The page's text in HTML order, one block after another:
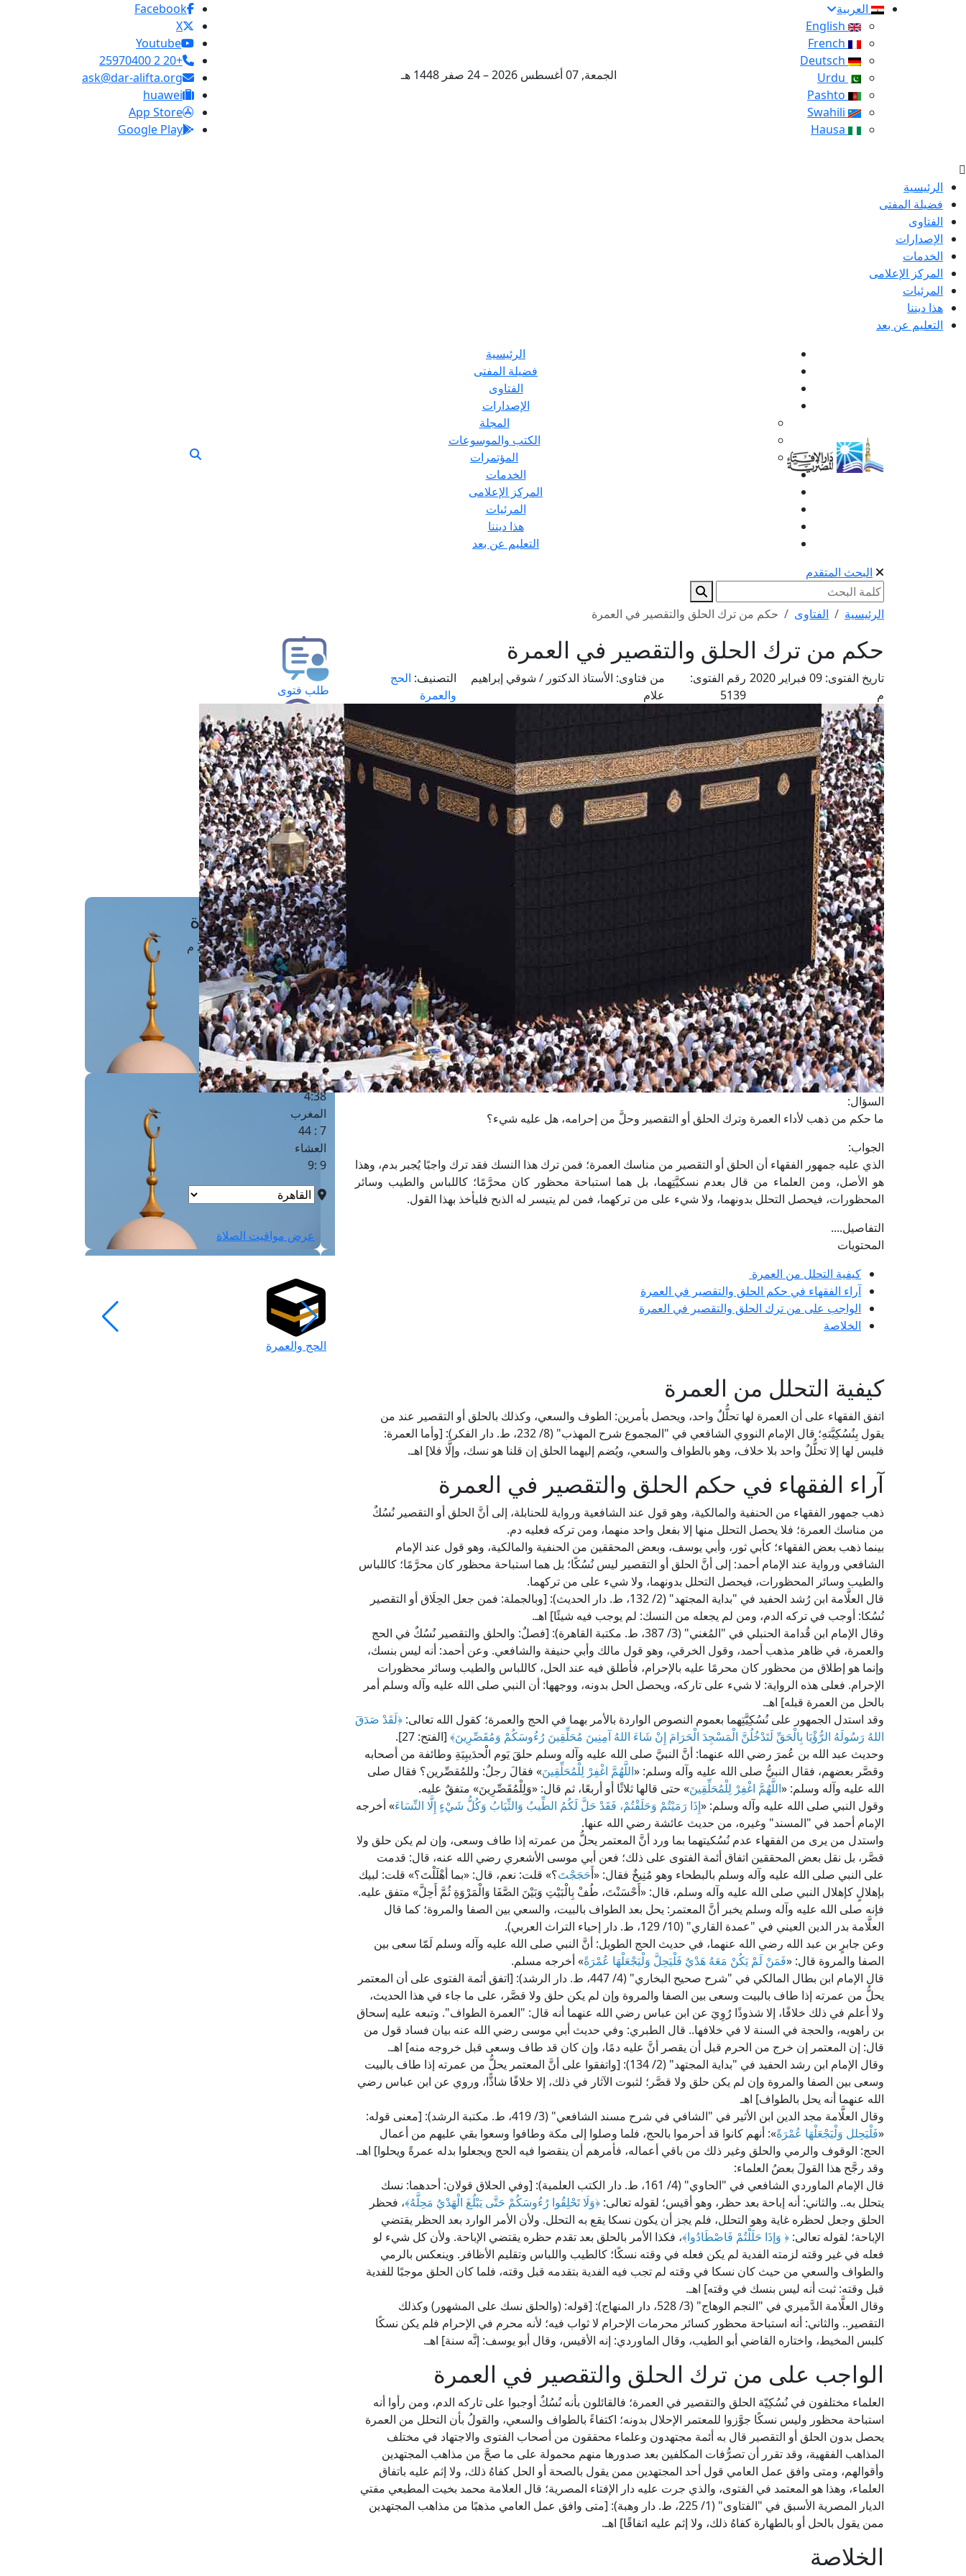
العربية
الجمعة, 07 أغسطس 2026 – 24 صفر 1448 هـ
Facebook
X
Youtube
+20 2 25970400
ask@dar-alifta.org
huawei
App Store
Google Play
الرئيسية
فضيلة المفتى
الفتاوى
الإصدارات
الخدمات
المركز الإعلامى
المرئيات
هذا ديننا
التعليم عن بعد
الرئيسية
فضيلة المفتى
الفتاوى
الإصدارات
المجلة
الكتب والموسوعات
المؤتمرات
الخدمات
المركز الإعلامى
المرئيات
هذا ديننا
التعليم عن بعد
البحث المتقدم
الرئيسية الفتاوى حكم من ترك الحلق والتقصير في العمرة
حكم من ترك الحلق والتقصير في العمرة
تاريخ الفتوى:
09 فبراير 2020
م
رقم الفتوى:
5139
من فتاوى: الأستاذ الدكتور / شوقي إبراهيم
علام
التصنيف: الحج
والعمرة
السؤال:
ما حكم من ذهب لأداء العمرة وترك الحلق أو التقصير وحلَّ من إحرامه، هل عليه شيء؟
الجواب:
الذي عليه جمهور الفقهاء أن الحلق أو التقصير من مناسك العمرة؛ فمن ترك هذا النسك فقد ترك واجبًا يُجبر بدم، وهذا
هو الأصل، ومن العلماء من قال بعدم نسكيَّتِهما، بل هما استباحة محظور كان محرَّمًا؛ كاللباس والطيب وسائر
المحظورات، فيحصل التحلل بدونهما، ولا شيء على من تركهما، فمن لم يتيسر له الذبح فليأخذ بهذا القول.
التفاصيل....
المحتويات
كيفية التحلل من العمرة
آراء الفقهاء في حكم الحلق والتقصير في العمرة
الواجب على من ترك الحلق والتقصير في العمرة
الخلاصة
كيفية التحلل من العمرة
اتفق الفقهاء على أن العمرة لها تحلُّلٌ واحد، ويحصل بأمرين: الطوف والسعي، وكذلك بالحلق أو التقصير عند من
يقول بِنُسُكِيَّتهِ؛ قال الإمام النووي الشافعي في "المجموع شرح المهذب" (8/ 232، ط. دار الفكر): [وأما العمرة:
فليس لها إلا تحلُّلٌ واحد بلا خلاف، وهو بالطواف والسعي، ويُضم إليهما الحلق إن قلنا هو نسك، وإلَّا فلا] اهـ.
آراء الفقهاء في حكم الحلق والتقصير في العمرة
ذهب جمهور الفقهاء من الحنفية والمالكية، وهو قول عند الشافعية ورواية للحنابلة، إلى أنَّ الحلق أو التقصير نُسُكٌ
من مناسك العمرة؛ فلا يحصل التحلل منها إلا بفعل واحد منهما، ومن تركه فعليه دم.
بينما ذهب بعض الفقهاء؛ كأبي ثور، وأبي يوسف، وبعض المحققين من الحنفية والمالكية، وهو قول عند الإمام
الشافعي ورواية عند الإمام أحمد: إلى أنَّ الحلق أو التقصير ليس نُسُكًا؛ بل هما استباحة محظور كان محرَّمًا؛ كاللباس
والطيب وسائر المحظورات، فيحصل التحلل بدونهما، ولا شيء على من تركهما.
قال العلَّامة ابن رُشد الحفيد في "بداية المجتهد" (2/ 132، ط. دار الحديث): [وبالجملة: فمن جعل الحِلَاق أو التقصير
نُسُكا: أوجب في تركه الدم، ومن لم يجعله من النسك: لم يوجب فيه شيئًا] اهـ.
وقال الإمام ابن قُدامة الحنبلي في "المُغني" (3/ 387، ط. مكتبة القاهرة): [فصلٌ: والحلق والتقصير نُسُكٌ في الحج
والعمرة، في ظاهر مذهب أحمد، وقول الخرقي، وهو قول مالك وأبي حنيفة والشافعي. وعن أحمد: أنه ليس بنسك،
وإنما هو إطلاق من محظور كان محرمًا عليه بالإحرام، فأطلق فيه عند الحل، كاللباس والطيب وسائر محظورات
الإحرام. فعلى هذه الرواية: لا شيء على تاركه، ويحصل الحل بدونه، ووجهها: أن النبي صلى الله عليه وآله وسلم أمر
بالحل من العمرة قبله] اهـ.
وقد استدل الجمهور على نُسُكِيَّتِهما بعموم النصوص الواردة بالأمر بهما في الحج والعمرة؛ كقول الله تعالى: ﴿لَقَدْ صَدَقَ
اللهُ رَسُولَهُ الرُّؤْيَا بِالْحَقِّ لَتَدْخُلُنَّ الْمَسْجِدَ الْحَرَامَ إِنْ شَاءَ اللهُ آمِنِينَ مُحَلِّقِينَ رُءُوسَكُمْ وَمُقَصِّرِينَ﴾ [الفتح: 27].
وحديث عبد الله بن عُمرَ رضي الله عنهما: أنَّ النبيَّ صلى الله عليه وآله وسلم حلقَ يَوم الْحدَيبِيَةِ وطائفة من أصحابه
وقصَّر بعضهم، فقال النبيُّ صلى الله عليه وآله وسلم: «اللَّهُمَّ اغْفِرْ لِلْمُحَلِّقِينَ» فقالَ رجلٌ: وللمُقصِّرين؟ فقال صلى
الله عليه وآله وسلم: «اللَّهُمَّ اغْفِرْ لِلْمُحَلِّقِينَ» حتى قالها ثلاثًا أو أربعًا، ثم قال: «وَلِلْمُقَصِّرِينَ» متفقٌ عليه.
وقول النبي صلى الله عليه وآله وسلم: «إِذَا رَمَيْتُمْ وَحَلَقْتُمْ، فَقَدْ حَلَّ لَكُمُ الطِّيبُ وَالثِّيَابُ وَكُلُّ شَيْءٍ إِلَّا النِّسَاءَ» أخرجه
الإمام أحمد في "المسند" وغيره، من حديث عائشة رضي الله عنها.
واستدل من يرى من الفقهاء عدم نُسُكيتهما بما ورد أنَّ المعتمر يحلُّ من عمرته إذا طاف وسعى، وإن لم يكن حلق ولا
قصَّر، بل نقل بعض المحققين اتفاق أئمة الفتوى على ذلك؛ فعن أبي موسى الأشعري رضي الله عنه، قال: قدمت
على النبي صلى الله عليه وآله وسلم بالبطحاء وهو مُنِيخٌ فقال: «أَحَجَجْتَ؟» قلت: نعم، قال: «بما أهْلَلْتَ؟» قلت: لبيك
بإهلالٍ كإهلال النبي صلى الله عليه وآله وسلم، قال: «أَحْسَنْتَ، طُفْ بِالْبَيْتِ وَبَيْنَ الصَّفَا وَالْمَرْوَةِ ثُمَّ أَحِلَّ» متفق عليه.
فإنه صلى الله عليه وآله وسلم يخبر أنَّ المعتمر: يحل بعد الطواف بالبيت، والسعي بين الصفا والمروة؛ كما قال
العلَّامة بدر الدين العيني في "عمدة القاري" (10/ 129، ط. دار إحياء التراث العربي).
وعن جابرٍ بن عبد الله رضي الله عنهما، في حديث الحج الطويل: أنَّ النبي صلى الله عليه وآله وسلم لَمّا سعى بين
الصفا والمروة قال: «فَمَنْ لَمْ يَكُنْ مَعَهُ هَدْيٌ فَلْيَحِلَّ وَلْيَجْعَلْهَا عُمْرَةً» أخرجه مسلم.
قال الإمام ابن بطال المالكي في "شرح صحيح البخاري" (4/ 447، ط. دار الرشد): [اتفق أئمة الفتوى على أن المعتمر
يحلُّ من عمرته إذا طاف بالبيت وسعى بين الصفا والمروة وإن لم يكن حلق ولا قصَّر، على ما جاء في هذا الحديث،
ولا أعلم في ذلك خلافًا، إلا شذوذًا رُوِيَ عن ابن عباس رضي الله عنهما أنه قال: "العمرة الطواف". وتبعه عليه إسحاق
بن راهويه، والحجة في السنة لا في خلافها.. قال الطبري: وفي حديث أبي موسى رضي الله عنه بيان فساد قول من
قال: إن المعتمر إن خرج من الحرم قبل أن يقصر أنَّ عليه دمًا، وإن كان قد طاف وسعى قبل خروجه منه] اهـ.
وقال الإمام ابن رشد الحفيد في "بداية المجتهد" (2/ 134): [واتفقوا على أنَّ المعتمر يحلُّ من عمرته إذا طاف بالبيت
وسعى بين الصفا والمروة وإن لم يكن حلق ولا قصَّر؛ لثبوت الآثار في ذلك، إلا خلافًا شاذًّا، وروي عن ابن عباس رضي
الله عنهما أنه يحل بالطواف] اهـ
وقال العلَّامة مجد الدين ابن الأثير في "الشافي في شرح مسند الشافعي" (3/ 419، ط. مكتبة الرشد): [معنى قوله:
«فَلْيَحِلل وَلْيَجْعَلْهَا عُمْرَةً»: أنهم كانوا قد أحرموا بالحج، فلما وصلوا إلى مكة وطافوا وسعوا بقي عليهم من أعمال
الحج: الوقوف والرمي والحلق وغير ذلك من باقي أعماله، فأمرهم أن ينقضوا فيه الحج ويجعلوا بدله عمرةً ويحلوا] اهـ.
وقد رجَّح هذا القولَ بعضُ العلماء:
قال الإمام الماوردي الشافعي في "الحاوي" (4/ 161، ط. دار الكتب العلمية): [وفي الحلاق قولان: أحدهما: نسك
يتحلل به.. والثاني: أنه إباحة بعد حظر، وهو أقيس؛ لقوله تعالى: ﴿وَلَا تَحْلِقُوا رُءُوسَكُمْ حَتَّى يَبْلُغَ الْهَدْيُ مَحِلَّهُ﴾، فحظر
الحلق وجعل لحظره غاية وهو التحلل، فلم يجز أن يكون نسكا يقع به التحلل. ولأن الأمر الوارد بعد الحظر يقتضي
الإباحة؛ لقوله تعالى: ﴿ وَإذَا حَلَلْتُمْ فَاصْطَادُوا﴾، فكذا الأمر بالحلق بعد تقدم حظره يقتضي الإباحة. ولأن كل شيء لو
فعله في غير وقته لزمته الفدية لم يكن فعله في وقته نسكًا؛ كالطيب واللباس وتقليم الأظافر. وينعكس بالرمي
والطواف والسعي من حيث كان نسكا في وقته لم تجب فيه الفدية بتقدمه قبل وقته، فلما كان الحلق موجبًا للفدية
قبل وقته: ثبت أنه ليس بنسك في وقته] اهـ.
وقال العلَّامة الدَّميري في "النجم الوهاج" (3/ 528، دار المنهاج): [قوله: (والحلق نسك على المشهور) وكذلك
التقصير.. والثاني: أنه استباحة محظور كسائر محرمات الإحرام لا ثواب فيه؛ لأنه محرم في الإحرام فلم يكن نسكًا
كلبس المخيط، واختاره القاضي أبو الطيب، وقال الماوردي: إنه الأقيس، وقال أبو يوسف: إنَّه سنة] اهـ.
الواجب على من ترك الحلق والتقصير في العمرة
العلماء مختلفون في نُسُكِيّة الحلق والتقصير في العمرة؛ فالقائلون بأنه نُسُكٌ أوجبوا على تاركه الدم، ومن رأوا أنه
استباحة محظور وليس نسكًا جوَّزوا للمعتمر الإحلال بدونه؛ اكتفاءً بالطواف والسعي، والقولُ بأن التحلل من العمرة
يحصل بدون الحلق أو التقصير قال به أئمة مجتهدون وعلماء محققون من أصحاب الفتوى والاجتهاد في مختلف
المذاهب الفقهية، وقد تقرر أن تصرُّفات المكلفين بعد صدورها منهم محمولة على ما صحَّ من مذاهب المجتهدين
وأقوالهم، ومتى وافق عمل العامي قول أحد المجتهدين ممن يقول بالصحة أو الحل كفاهُ ذلك، ولا إثم عليه باتفاق
العلماء، وهذا هو المعتمد في الفتوى، والذي جرت عليه دار الإفتاء المصرية؛ قال العلامة محمد بخيت المطيعي مفتي
الديار المصرية الأسبق في "الفتاوى" (1/ 225، ط. دار وهبة): [متى وافق عمل العامي مذهبًا من مذاهب المجتهدين
ممن يقول بالحل أو بالطهارة كفاهُ ذلك، ولا إثم عليه اتفاقًا] اهـ.
الخلاصة
طلب فتوى
استعلام عن فتوى
حجز موعد
الفتوى الهاتفية
مَواقِيتُ الصَّـــلاة
القاهرة · 07 أغسطس 2026 م
الفجر
4 :41
الشروق
6 :17
الظهر
1 : 1
العصر
4:38
المغرب
7 : 44
العشاء
9 :9
عرض مواقيت الصلاة
الحج والعمرة